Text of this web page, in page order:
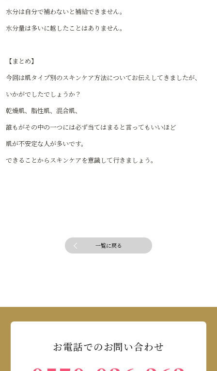
水分は自分で補わないと補給できません。
水分量は多いに越したことはありません。
【まとめ】
今回は肌タイプ別のスキンケア方法についてお伝えしてきましたが、
いかがでしたでしょうか？
乾燥肌、脂性肌、混合肌、
誰もがその中の一つには必ず当てはまると言ってもいいほど
肌が不安定な人が多いです。
できることからスキンケアを意識して行きましょう。
一覧に戻る
お電話でのお問い合わせ